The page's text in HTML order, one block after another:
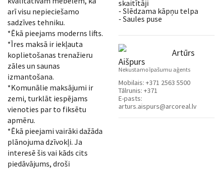
arī visu nepieciešamo
sadzīves tehniku.
*Ēkā pieejams moderns lifts.
*Īres maksā ir iekļauta
koplietošanas trenažieru
zāles un saunas
izmantošana.
*Komunālie maksājumi ir
zemi, turklāt iespējams
vienoties par to fiksētu
apmēru.
*Ēkā pieejami vairāki dažāda
plānojuma dzīvokļi. Ja
interesē šis vai kāds cits
piedāvājums, droši
skaitītāji
- Slēdzama kāpņu telpa
- Saules puse
Artūrs
Aišpurs
Nekustamo īpašumu aģents
Mobilais: +371 2563 5500
Tālrunis: +371
E-pasts:
arturs.aispurs@arcoreal.lv